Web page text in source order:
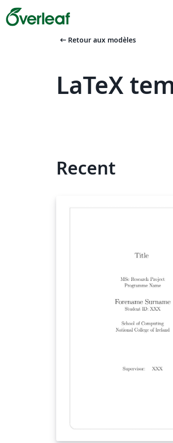
arrow_left_alt Retour aux modèles
LaTeX
Recent